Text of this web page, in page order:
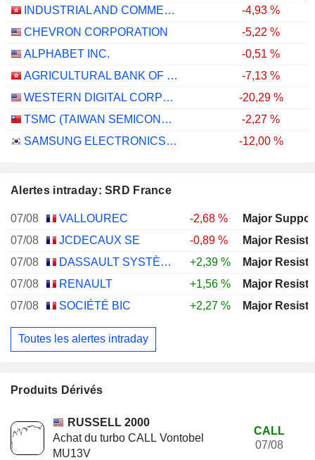
INDUSTRIAL AND COMMERCIAL BANK OF CHINA LIMITED
-4,93 %
CHEVRON CORPORATION
-5,22 %
ALPHABET INC.
-0,51 %
AGRICULTURAL BANK OF CHINA LIMITED
-7,13 %
WESTERN DIGITAL CORPORATION
-20,29 %
TSMC (TAIWAN SEMICONDUCTOR MANUFACTURING COMPANY)
-2,27 %
SAMSUNG ELECTRONICS CO., LTD.
-12,00 %
Alertes intraday: SRD France
07/08 VALLOUREC
-2,68 %
07/08
JCDECAUX SE
-0,89 %
07/08
DASSAULT SYSTÈMES SE
+2,39 %
07/08
RENAULT
+1,56 %
07/08
SOCIÉTÉ BIC +2,27 %
Toutes les alertes intraday
Produits Dérivés
RUSSELL 2000
Achat du turbo CALL Vontobel
MU13V
CALL
07/08